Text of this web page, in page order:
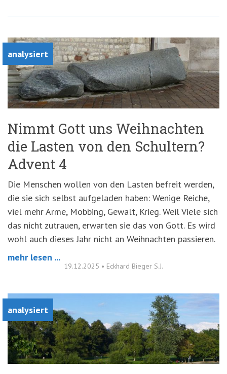
analysiert
Nimmt Gott uns Weihnachten
die Lasten von den Schultern?
Advent 4
Die Menschen wollen von den Lasten befreit werden,
die sie sich selbst aufgeladen haben: Wenige Reiche,
viel mehr Arme, Mobbing, Gewalt, Krieg. Weil Viele sich
das nicht zutrauen, erwarten sie das von Gott. Es wird
wohl auch dieses Jahr nicht an Weihnachten passieren.
mehr lesen ...
19.12.2025 • Eckhard Bieger S.J.
analysiert